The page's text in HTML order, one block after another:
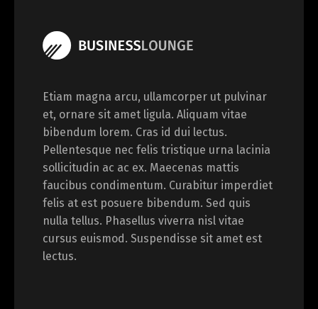
Etiam magna arcu, ullamcorper ut pulvinar
et, ornare sit amet ligula. Aliquam vitae
bibendum lorem. Cras id dui lectus.
Pellentesque nec felis tristique urna lacinia
sollicitudin ac ac ex. Maecenas mattis
faucibus condimentum. Curabitur imperdiet
felis at est posuere bibendum. Sed quis
nulla tellus. Phasellus viverra nisl vitae
cursus euismod. Suspendisse sit amet est
lectus.